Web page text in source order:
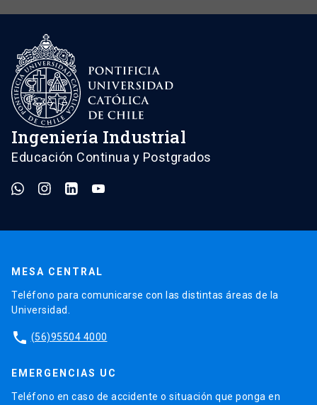
Ingeniería Industrial
Educación Continua y Postgrados
MESA CENTRAL
Teléfono para comunicarse con las distintas áreas de la
Universidad.
phone (56)95504 4000
EMERGENCIAS UC
Teléfono en caso de accidente o situación que ponga en